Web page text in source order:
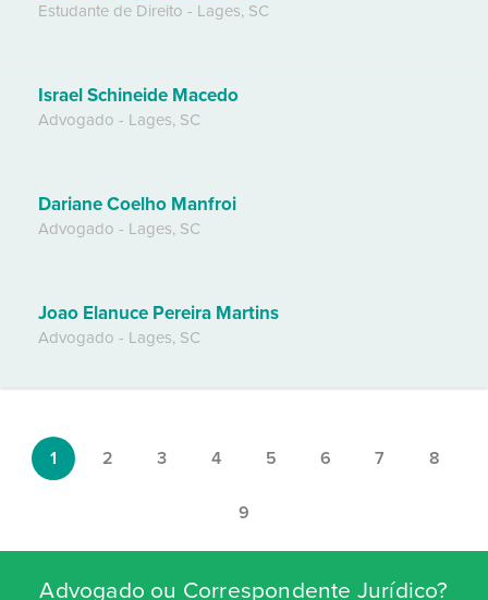
Estudante de Direito - Lages, SC
Israel Schineide Macedo
Advogado - Lages, SC
Dariane Coelho Manfroi
Advogado - Lages, SC
Joao Elanuce Pereira Martins
Advogado - Lages, SC
1 2 3 4 5 6 7 8
9
Advogado ou Correspondente Jurídico?